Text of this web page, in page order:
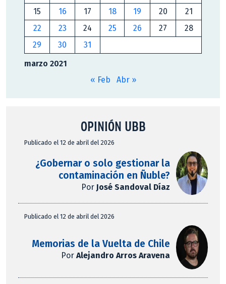
marzo 2021
15
16 17 18 19 20
21
22
23 24 25 26 27
28
29
30 31
« Feb Abr »
OPINIÓN UBB
Publicado el 12 de abril del 2026
¿Gobernar o solo gestionar la
contaminación en Ñuble?
Por José Sandoval Díaz
Publicado el 12 de abril del 2026
Memorias de la Vuelta de Chile
PorAlejandro Arros Aravena